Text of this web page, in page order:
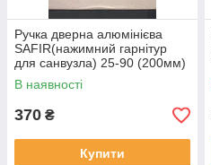
Ручка дверна алюмінієва
SAFIR(нажимний гарнітур
для санвузла) 25-90 (200мм)
WC коричнева для ПВХ
дверей
В наявності
370 ₴
Купити